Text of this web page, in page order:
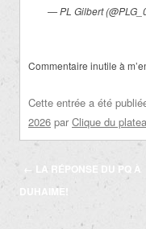
— PL Gilbert
Commentaire inutile à
Cette entrée a été
2026 par Clique du
Navigation
des
articles
← LA RÉPONSE DU PQ À
DUHAIME!